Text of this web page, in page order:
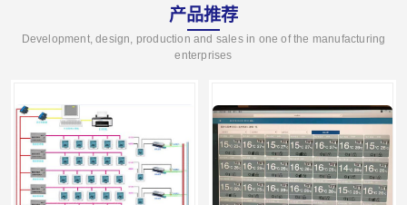
产品推荐
Development, design, production and sales in one of the manufacturing
enterprises